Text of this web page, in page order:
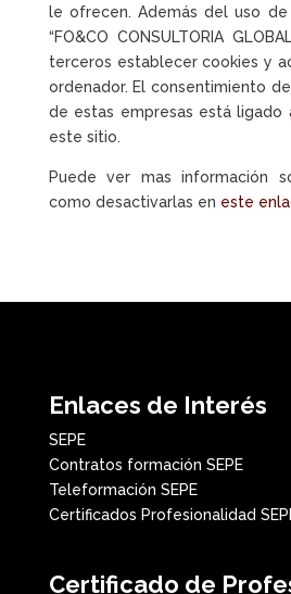
le ofrecen. Además del uso
“FO&CO CONSULTORIA
terceros establecer cookies y
ordenador. El consentimiento
de estas empresas está ligado
este sitio.
Puede ver mas información
como desactivarlas en este
Enlaces de Interés
SEPE
Contratos formación SEPE
Teleformación SEPE
Certificados Profesionalidad
Certificado de